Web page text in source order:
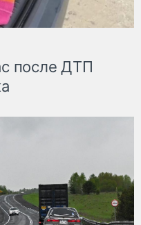
после ДТП